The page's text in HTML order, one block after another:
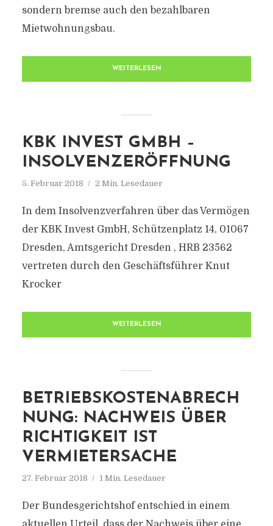
sondern bremse auch den bezahlbaren
Mietwohnungsbau.
WEITERLESEN
KBK INVEST GMBH –
INSOLVENZERÖFFNUNG
5. Februar 2018 2 Min. Lesedauer
In dem Insolvenzverfahren über das Vermögen
der KBK Invest GmbH, Schützenplatz 14, 01067
Dresden, Amtsgericht Dresden , HRB 23562
vertreten durch den Geschäftsführer Knut
Krocker
WEITERLESEN
BETRIEBSKOSTENABRECH
NUNG: NACHWEIS ÜBER
RICHTIGKEIT IST
VERMIETERSACHE
27. Februar 2018 1 Min. Lesedauer
Der Bundesgerichtshof entschied in einem